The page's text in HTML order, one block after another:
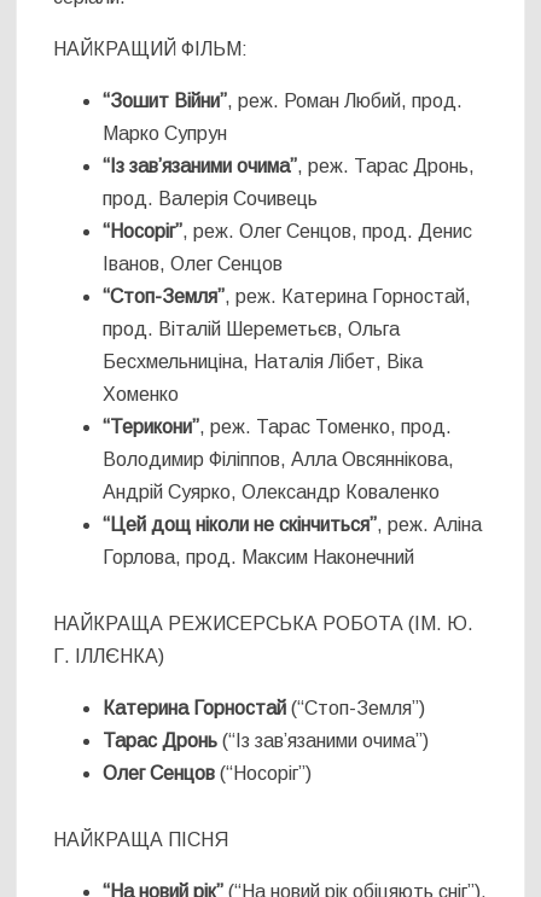
НАЙКРАЩИЙ ФІЛЬМ:
“Зошит Війни”, реж. Роман Любий, прод.
Марко Супрун
“Із зав’язаними очима”, реж. Тарас Дронь,
прод. Валерія Сочивець
“Носоріг”, реж. Олег Сенцов, прод. Денис
Іванов, Олег Сенцов
“Стоп-Земля”, реж. Катерина Горностай,
прод. Віталій Шереметьєв, Ольга
Бесхмельниціна, Наталія Лібет, Віка
Хоменко
“Терикони”, реж. Тарас Томенко, прод.
Володимир Філіппов, Алла Овсяннікова,
Андрій Суярко, Олександр Коваленко
“Цей дощ ніколи не скінчиться”, реж. Аліна
Горлова, прод. Максим Наконечний
НАЙКРАЩА РЕЖИСЕРСЬКА РОБОТА (ІМ. Ю.
Г. ІЛЛЄНКА)
Катерина Горностай (“Стоп-Земля”)
Тарас Дронь (“Із зав’язаними очима”)
Олег Сенцов (“Носоріг”)
НАЙКРАЩА ПІСНЯ
“На новий рік” (“На новий рік обіцяють сніг”),